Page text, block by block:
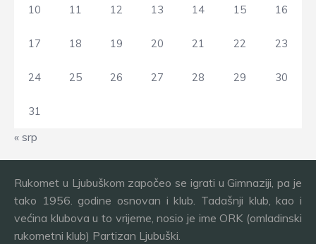
10 11 12 13 14 15 16
17 18 19 20 21 22 23
24 25 26 27 28 29 30
31
« srp
Rukomet u Ljubuškom započeo se igrati u Gimnaziji, pa je
tako 1956. godine osnovan i klub. Tadašnji klub, kao i
većina klubova u to vrijeme, nosio je ime ORK (omladinski
rukometni klub) Partizan Ljubuški.